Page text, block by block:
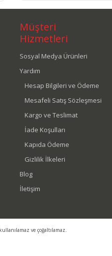
Müşteri
Hizmetleri
Sosyal Medya Ürünleri
Yardım
Hesap Bilgileri ve Ödeme
Mesafeli Satış Sözleşmesi
Kargo ve Teslimat
İade Koşulları
Kapıda Ödeme
Gizlilik İlkeleri
Blog
İletişim
ve çoğaltılamaz.